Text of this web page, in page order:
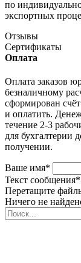
по
экспортных
Отзывы
Сертификаты
Оплата
Оплата заказов
безналичному
сформирован
и оплатить.
течение 2-3
для бухгалтерии
получении.
Ваше имя*
Текст сообщения*
Перетащите
Ничего не